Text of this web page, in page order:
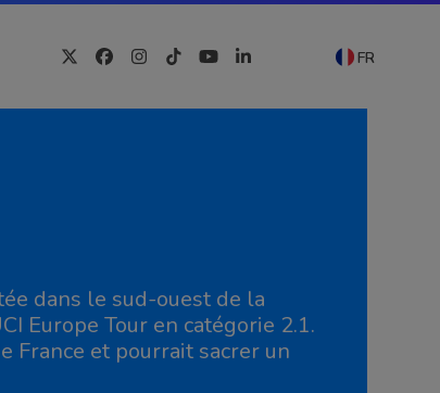
TwitterFacebook
Instagram
TiktokYouTubeLinkedIn FR
dans le sud-ouest de la
Europe Tour en catégorie 2.1.
France et pourrait sacrer un